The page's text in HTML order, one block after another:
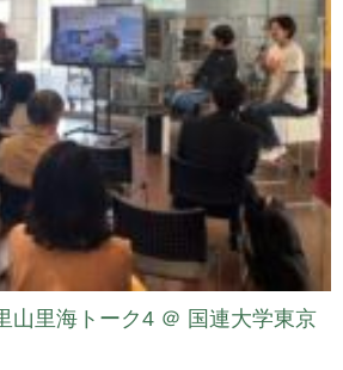
山里海トーク4 ＠ 国連大学東京